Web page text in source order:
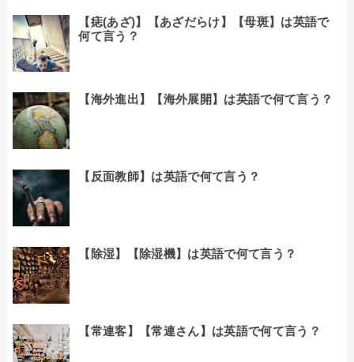
【痣(あざ)】【あざだらけ】【母斑】は英語で
何て言う？
【海外進出】【海外展開】は英語で何て言う？
【反面教師】は英語で何て言う？
【除湿】【除湿機】は英語で何て言う？
【常連客】【常連さん】は英語で何て言う？